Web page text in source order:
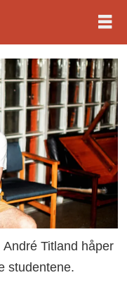
Titland håper
studentene.